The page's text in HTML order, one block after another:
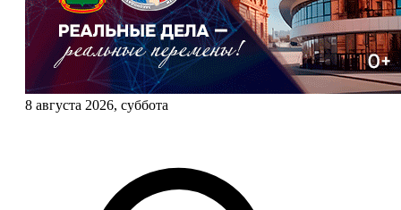
8 августа 2026, суббота